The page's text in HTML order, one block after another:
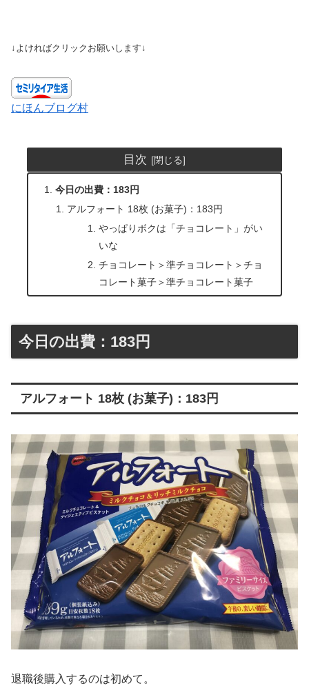
↓よければクリックお願いします↓
にほんブログ村
目次
今日の出費：183円
アルフォート 18枚 (お菓子)：183円
やっぱりボクは「チョコレート」がい
いな
チョコレート＞準チョコレート＞チョ
コレート菓子＞準チョコレート菓子
今日の出費：183円
アルフォート 18枚 (お菓子)：183円
退職後購入するのは初めて。